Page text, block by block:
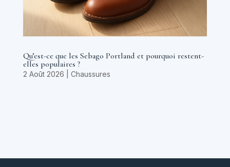
Qu’est-ce que les Sebago Portland et pourquoi restent-
elles populaires ?
2 Août 2026 Chaussures